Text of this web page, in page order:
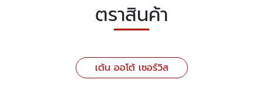
ตราสินค้า
เต้น ออโต้ เซอร์วิส